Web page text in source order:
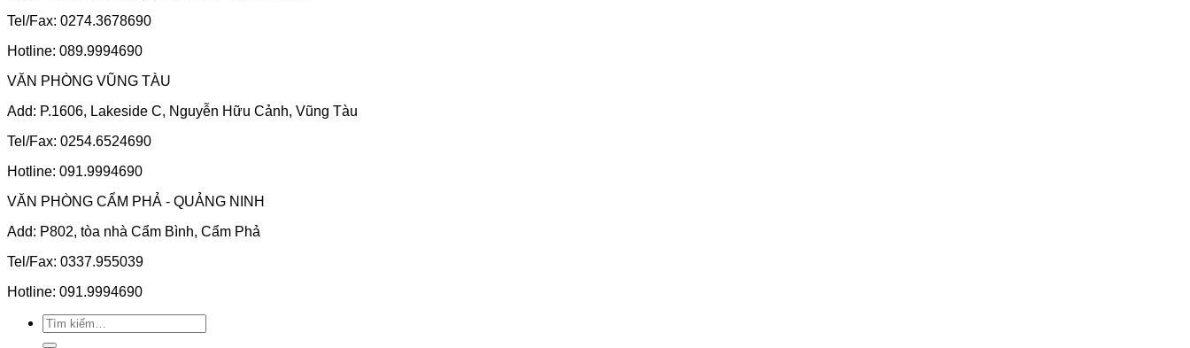
Tel/Fax: 0274.3678690
Hotline: 089.9994690
VĂN PHÒNG VŨNG TÀU
Add: P.1606, Lakeside C, Nguyễn Hữu Cảnh, Vũng Tàu
Tel/Fax: 0254.6524690
Hotline: 091.9994690
VĂN PHÒNG CẨM PHẢ - QUẢNG NINH
Add: P802, tòa nhà Cẩm Bình, Cẩm Phả
Tel/Fax: 0337.955039
Hotline: 091.9994690
Tìm
kiếm: